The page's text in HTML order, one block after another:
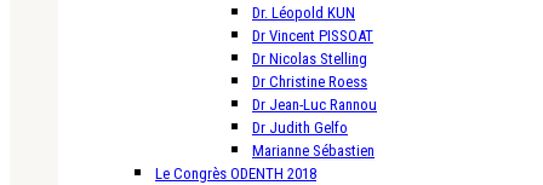
Dr. Léopold KUN
Dr Vincent PISSOAT
Dr Nicolas Stelling
Dr Christine Roess
Dr Jean-Luc Rannou
Dr Judith Gelfo
Marianne Sébastien
Le Congrès ODENTH 2018